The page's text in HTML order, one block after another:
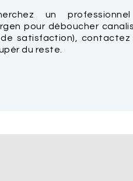
un
pour déboucher
satisfaction), contactez
du reste.